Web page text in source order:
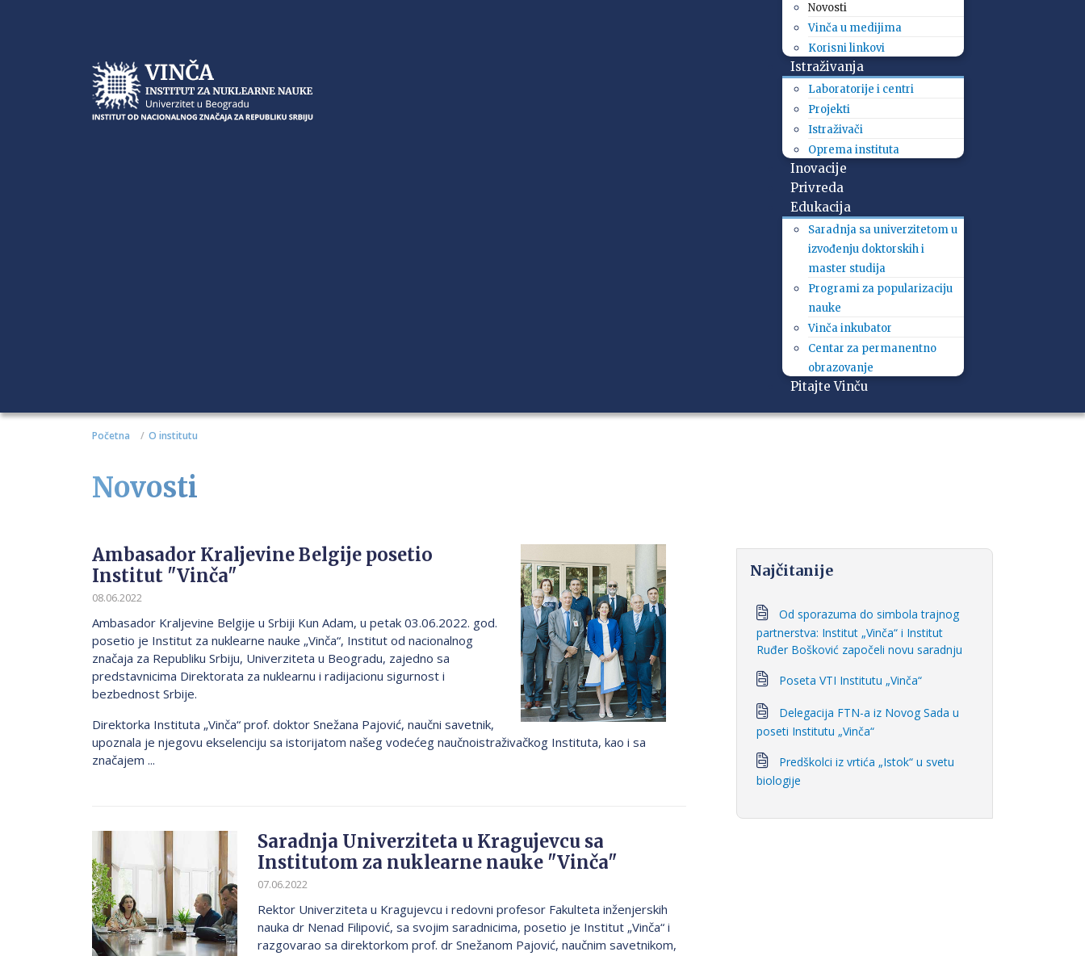
Novosti
Vinča u medijima
Korisni linkovi
Istraživanja
Laboratorije i centri
Projekti
Istraživači
Oprema instituta
Inovacije
Privreda
Edukacija
Saradnja sa univerzitetom u
izvođenju doktorskih i
master studija
Programi za popularizaciju
nauke
Vinča inkubator
Centar za permanentno
obrazovanje
Pitajte Vinču
Početna O institutu
Novosti
Ambasador Kraljevine Belgije posetio
Institut "Vinča"
08.06.2022
Ambasador Kraljevine Belgije u Srbiji Kun Adam, u petak 03.06.2022. god.
posetio je Institut za nuklearne nauke „Vinča“, Institut od nacionalnog
značaja za Republiku Srbiju, Univerziteta u Beogradu, zajedno sa
predstavnicima Direktorata za nuklearnu i radijacionu sigurnost i
bezbednost Srbije.
Direktorka Instituta „Vinča“ prof. doktor Snežana Pajović, naučni savetnik,
upoznala je njegovu ekselenciju sa istorijatom našeg vodećeg naučnoistraživačkog Instituta, kao i sa
značajem ...
Saradnja Univerziteta u Kragujevcu sa
Institutom za nuklearne nauke "Vinča"
07.06.2022
Rektor Univerziteta u Kragujevcu i redovni profesor Fakulteta inženjerskih
nauka dr Nenad Filipović, sa svojim saradnicima, posetio je Institut „Vinča“ i
razgovarao sa direktorkom prof. dr Snežanom Pajović, naučnim savetnikom,
Najčitanije
Od sporazuma do simbola trajnog
partnerstva: Institut „Vinča“ i Institut
Ruđer Bošković započeli novu saradnju
Poseta VTI Institutu „Vinča“
Delegacija FTN-a iz Novog Sada u
poseti Institutu „Vinča“
Predškolci iz vrtića „Istok“ u svetu
biologije